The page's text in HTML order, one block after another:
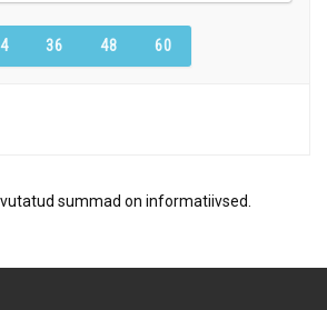
36 48 60
summad on informatiivsed.